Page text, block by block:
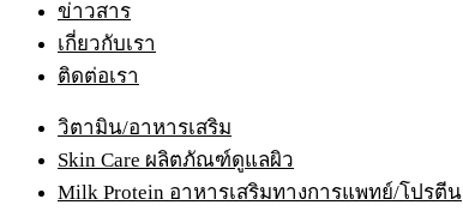
ข่าวสาร
เกี่ยวกับเรา
ติดต่อเรา
วิตามิน/อาหารเสริม
Skin Care ผลิตภัณฑ์ดูแลผิว
Milk Protein อาหารเสริมทางการแพทย์/โปรตีน